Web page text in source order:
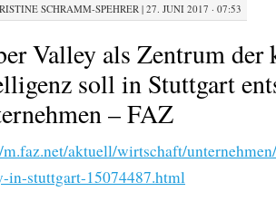
SCHRAMM-SPEHRER | 27. JUNI 2017 · 07:53
Valley als Zentrum der
soll in Stuttgart
– FAZ
aktuell/wirtschaft/
in-stuttgart-15074487.html